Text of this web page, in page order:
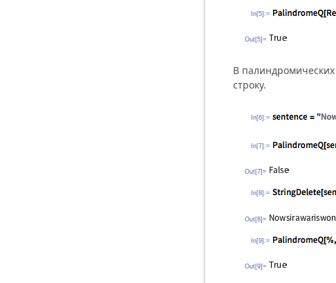
In[5]:=
Out[5]=
В
строку.
In[6]:=
In[7]:=
Out[7]=
In[8]:=
Out[8]=
In[9]:=
Out[9]=